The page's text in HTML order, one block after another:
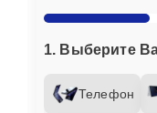
1. Выберите
Телефон